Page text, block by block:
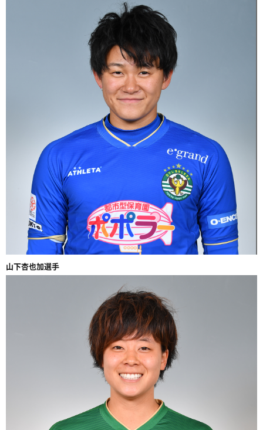
山下杏也加選手